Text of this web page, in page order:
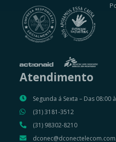
Atendimento
Segunda á Sexta – Das 08:00
(31) 3181-3512
(31) 98302-8210